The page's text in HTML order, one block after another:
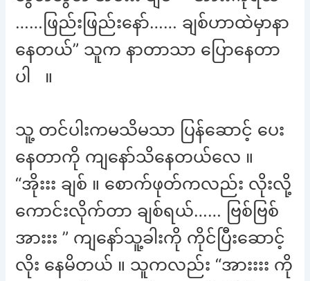
……ဖြည်းဖြည်းနော်…… ချစ်ဟာထဲမှာနာ
နေတယ်” သူက နာတာသာ ပြောနေတာ
ပါ ။
သူ့ တင်ပါးကမသိမသာ ပြန်ဆောင့် ပေး
နေတာကို ကျနော်သိနေတယ်လေ ။
“အိုးးး ချစ် ။ စောက်ဖုတ်ကလည်း လိုးလို့
ကောင်းလိုက်တာ ချစ်ရယ်…… ဗြစ်ဗြစ်
အားးး ” ကျနော်သူ့ခါးကို ကိုင်ပြီးဆောင့်
လိုး နေမိတယ် ။ သူကလည်း “အားးးး ကို